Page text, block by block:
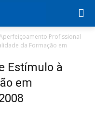
Profissional
da Formação em
Estímulo à
em